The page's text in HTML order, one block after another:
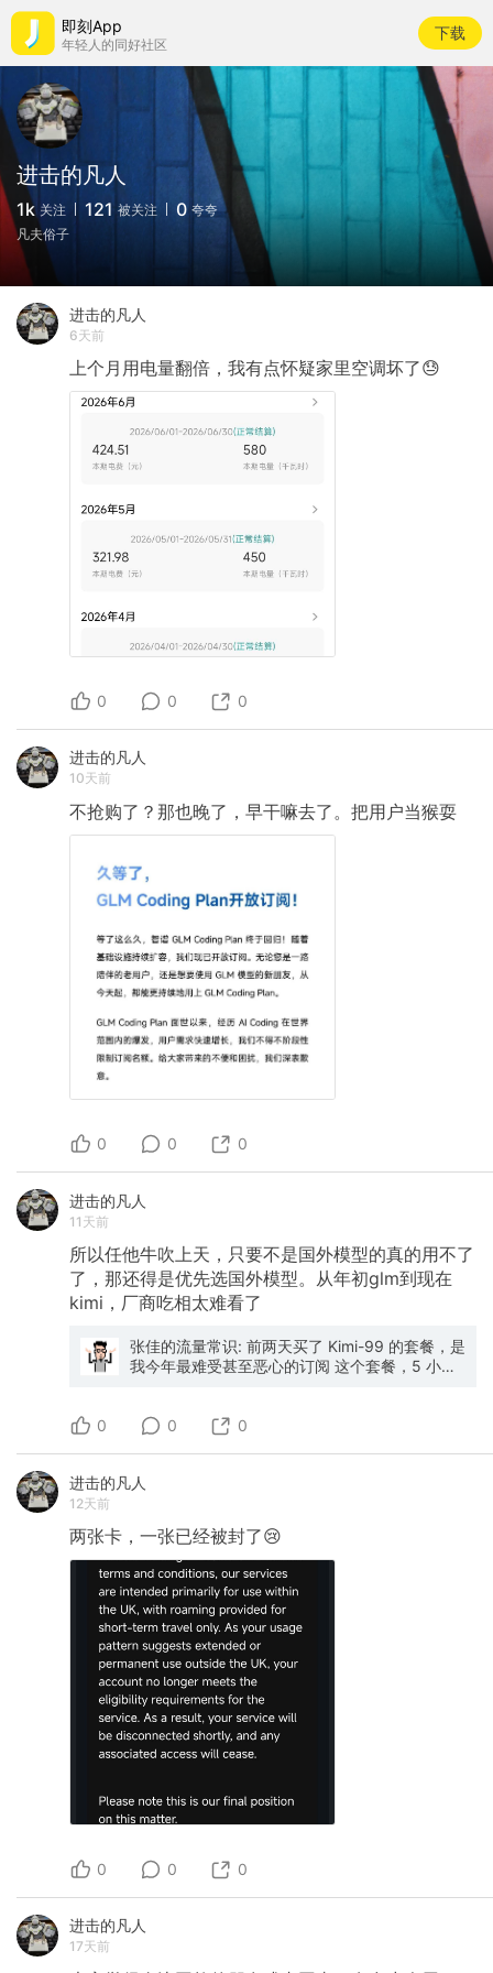
即刻App
年轻人的同好社区
下载
进击的凡人
1k 关注 121 被关注 0 夸夸
凡夫俗子
进击的凡人
6天前
上个月用电量翻倍，我有点怀疑家里空调坏了😓
0 0 0
进击的凡人
10天前
不抢购了？那也晚了，早干嘛去了。把用户当猴耍
0 0 0
进击的凡人
11天前
所以任他牛吹上天，只要不是国外模型的真的用不了
了，那还得是优先选国外模型。从年初glm到现在
kimi，厂商吃相太难看了
张佳的流量常识: 前两天买了 Kimi-99 的套餐，是
我今年最难受甚至恶心的订阅 这个套餐，5 小时
在那闲置，MiMo-39 的套餐用的冒火星子…
0 0 0
进击的凡人
12天前
两张卡，一张已经被封了😢
0 0 0
进击的凡人
17天前